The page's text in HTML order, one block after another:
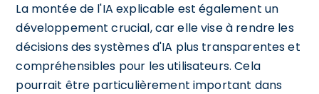
La montée de l'IA explicable est également un
développement crucial, car elle vise à rendre les
décisions des systèmes d'IA plus transparentes et
compréhensibles pour les utilisateurs. Cela
pourrait être particulièrement important dans